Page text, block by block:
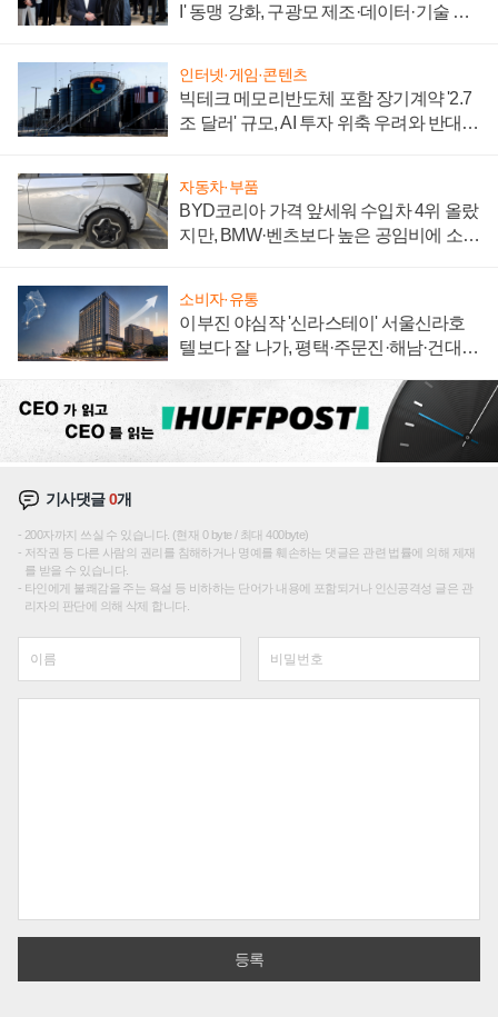
I' 동맹 강화, 구광모 제조·데이터·기술 결
인터넷·게임·콘텐츠
빅테크 메모리반도체 포함 장기계약 '2.7
조 달러' 규모, AI 투자 위축 우려와 반대
자동차·부품
BYD코리아 가격 앞세워 수입차 4위 올랐
지만, BMW·벤츠보다 높은 공임비에 소비
소비자·유통
이부진 야심작 '신라스테이' 서울신라호
텔보다 잘 나가, 평택·주문진·해남·건대로
기사댓글0개
200자까지 쓰실 수 있습니다. (현재 0 byte / 최대 400byte)
저작권 등 다른 사람의 권리를 침해하거나 명예를 훼손하는 댓글은 관련 법률에 의해 제재
를 받을 수 있습니다.
타인에게 불쾌감을 주는 욕설 등 비하하는 단어가 내용에 포함되거나 인신공격성 글은 관
리자의 판단에 의해 삭제 합니다.